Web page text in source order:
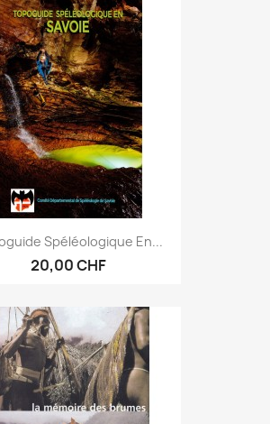
Spéléologique En...
20,00 CHF